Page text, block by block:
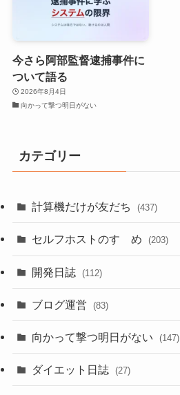
今さら阿部監督逮捕事件に
ついて語る
2026年8月4日
向かって撃つ明日がない
カテゴリー
計算機だけが友だち (437)
セルフホストのすゝめ (203)
開発日誌 (112)
ブログ運営 (83)
向かって撃つ明日がない (147)
ダイエット日誌 (27)